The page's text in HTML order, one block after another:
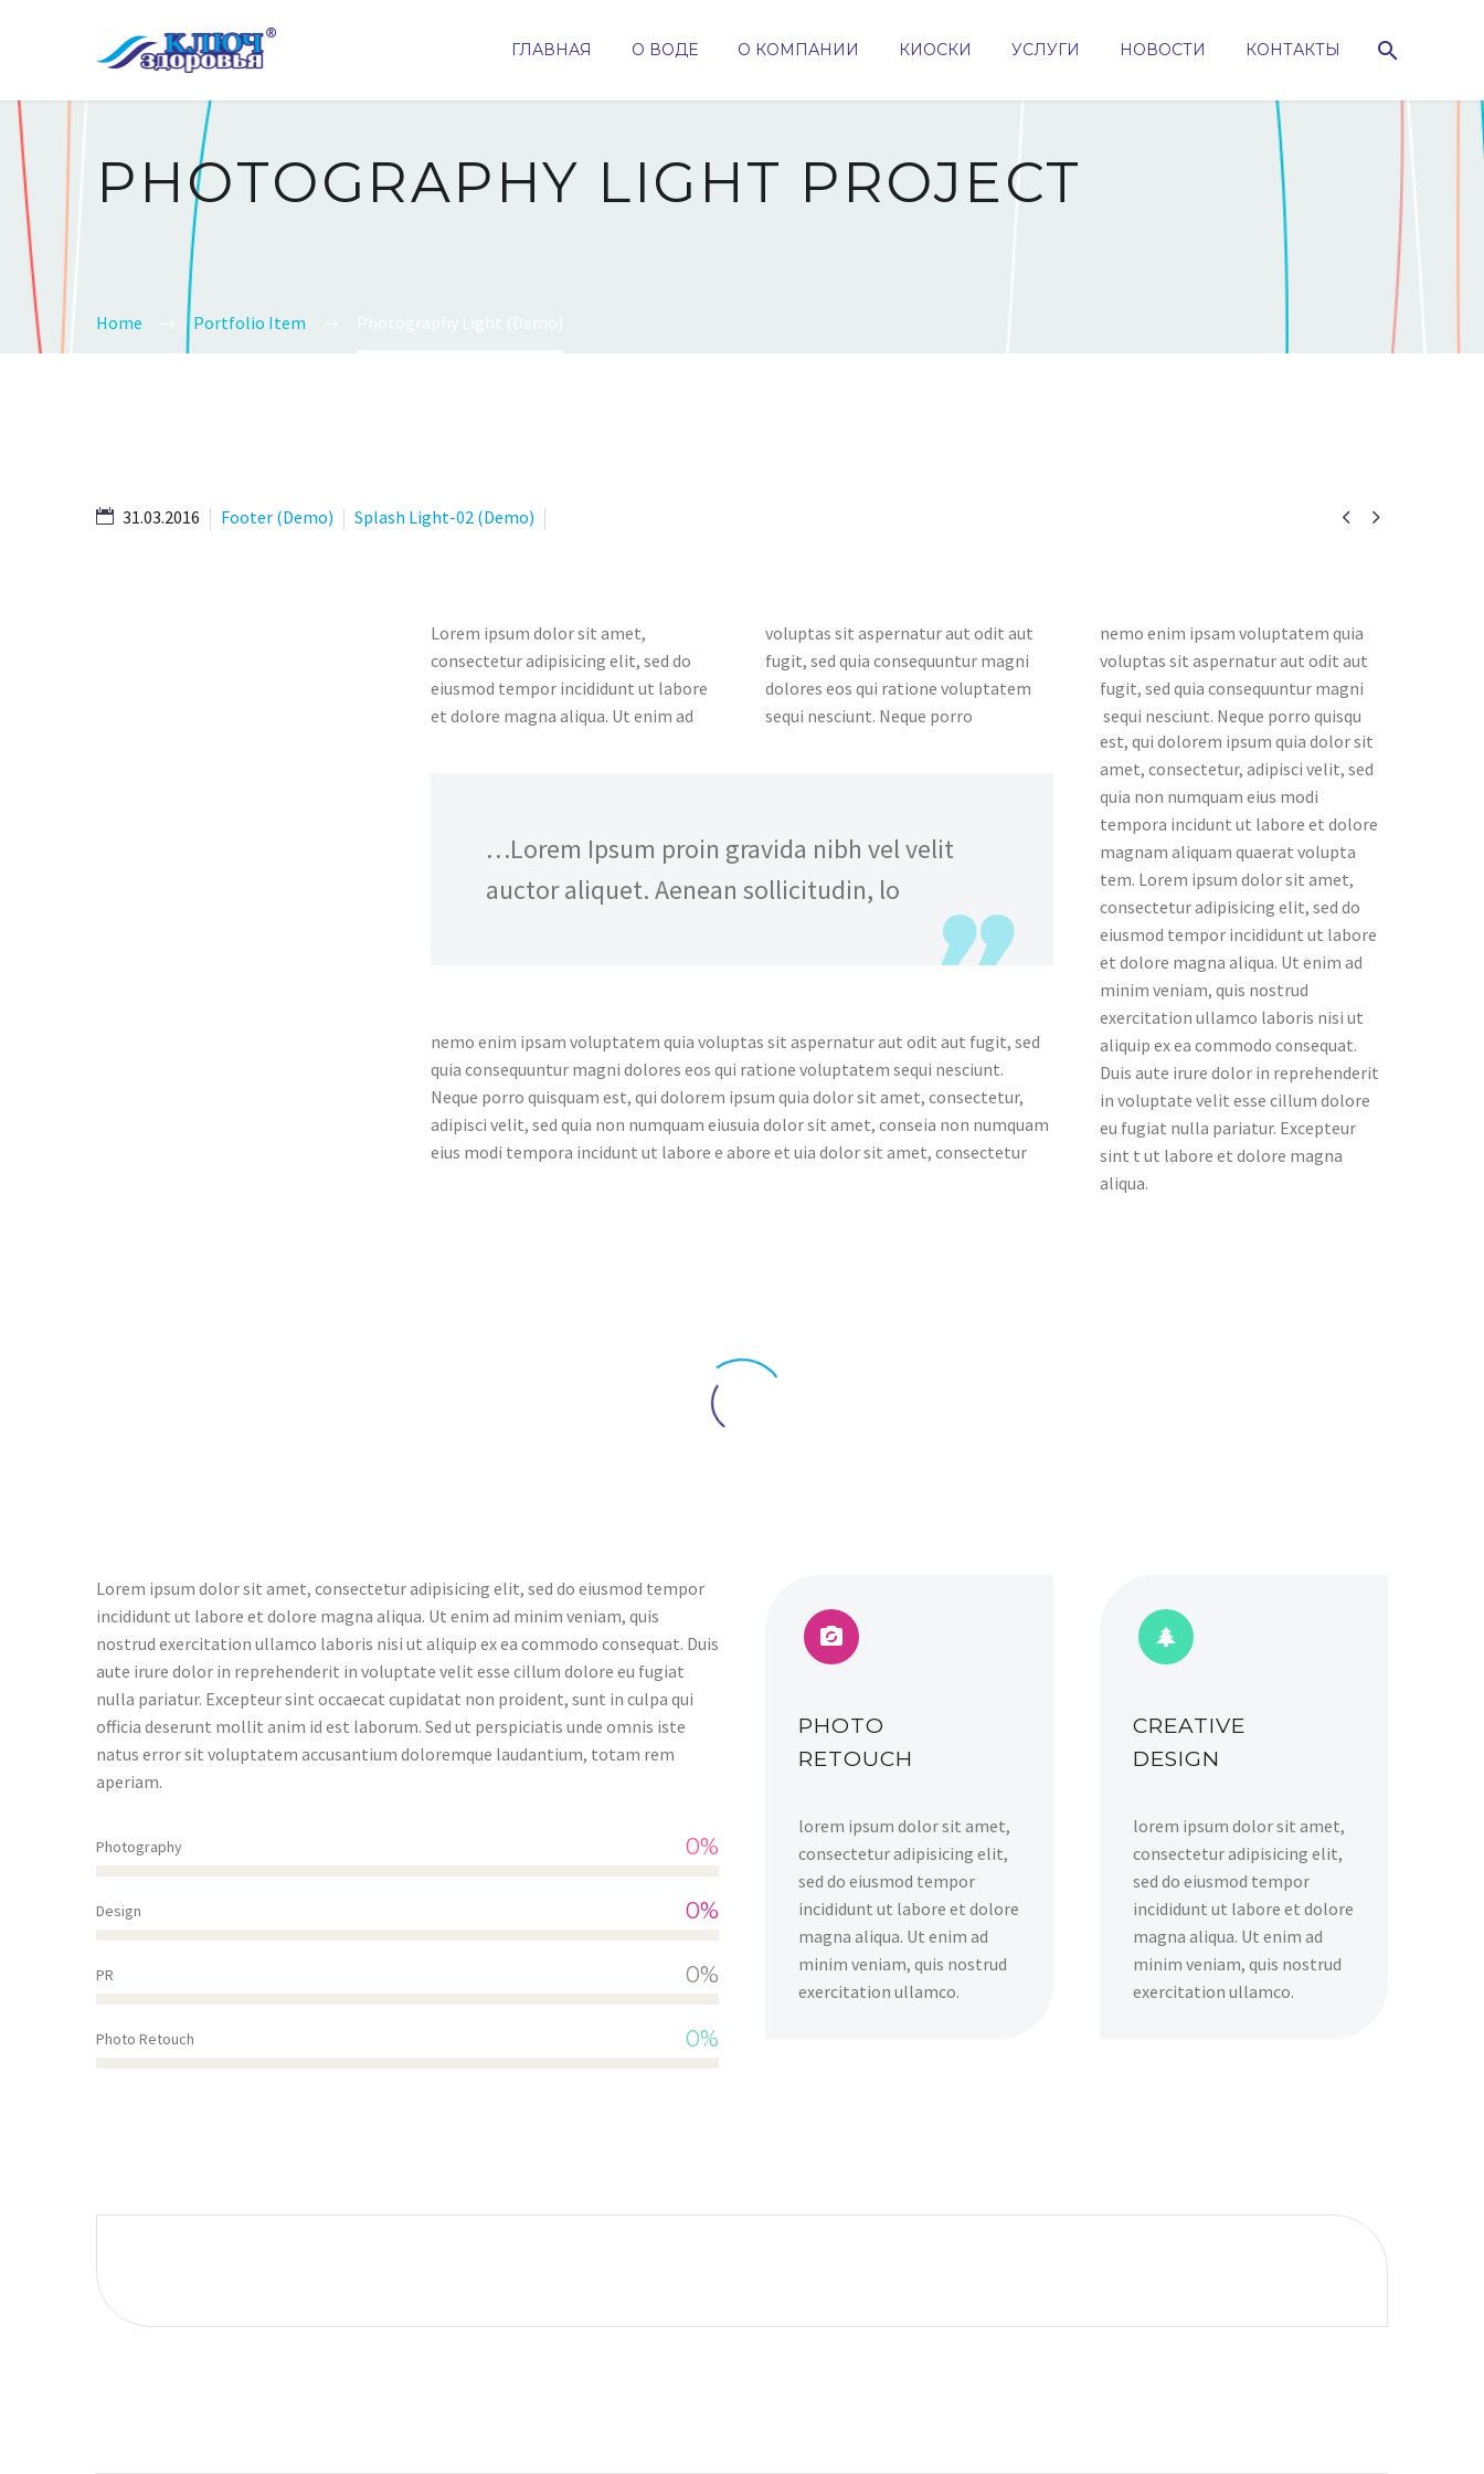
ГЛАВНАЯ О ВОДЕ О КОМПАНИИ КИОСКИ УСЛУГИ НОВОСТИ КОНТАКТЫ
PHOTOGRAPHY LIGHT PROJECT
Home Portfolio Item
 
31.03.2016 Footer (Demo) Splash Light-02 (Demo)
Lorem ipsum dolor sit amet,
consectetur adipisicing elit, sed do
eiusmod tempor incididunt ut labore
et dolore magna aliqua. Ut enim ad
voluptas sit aspernatur aut odit aut
fugit, sed quia consequuntur magni
dolores eos qui ratione voluptatem
sequi nesciunt. Neque porro
nemo enim ipsam voluptatem quia
voluptas sit aspernatur aut odit aut
fugit, sed quia consequuntur magni
sequi nesciunt. Neque porro quisqu
…Lorem Ipsum proin gravida nibh vel velit
auctor aliquet. Aenean sollicitudin, lo
nemo enim ipsam voluptatem quia voluptas sit aspernatur aut odit aut fugit, sed
quia consequuntur magni dolores eos qui ratione voluptatem sequi nesciunt.
Neque porro quisquam est, qui dolorem ipsum quia dolor sit amet, consectetur,
adipisci velit, sed quia non numquam eiusuia dolor sit amet, conseia non numquam
eius modi tempora incidunt ut labore e abore et uia dolor sit amet, consectetur
est, qui dolorem ipsum quia dolor sit
amet, consectetur, adipisci velit, sed
quia non numquam eius modi
tempora incidunt ut labore et dolore
magnam aliquam quaerat volupta
tem. Lorem ipsum dolor sit amet,
consectetur adipisicing elit, sed do
eiusmod tempor incididunt ut labore
et dolore magna aliqua. Ut enim ad
minim veniam, quis nostrud
exercitation ullamco laboris nisi ut
aliquip ex ea commodo consequat.
Duis aute irure dolor in reprehenderit
in voluptate velit esse cillum dolore
eu fugiat nulla pariatur. Excepteur
sint t ut labore et dolore magna
aliqua.
Lorem ipsum dolor sit amet, consectetur adipisicing elit, sed do eiusmod tempor
incididunt ut labore et dolore magna aliqua. Ut enim ad minim veniam, quis
nostrud exercitation ullamco laboris nisi ut aliquip ex ea commodo consequat. Duis
aute irure dolor in reprehenderit in voluptate velit esse cillum dolore eu fugiat
nulla pariatur. Excepteur sint occaecat cupidatat non proident, sunt in culpa qui
officia deserunt mollit anim id est laborum. Sed ut perspiciatis unde omnis iste
natus error sit voluptatem accusantium doloremque laudantium, totam rem
aperiam.
Photography 0%
Design 0%
PR 0%
Photo Retouch 0%


PHOTO
RETOUCH
lorem ipsum dolor sit amet,
consectetur adipisicing elit,
sed do eiusmod tempor
incididunt ut labore et dolore
magna aliqua. Ut enim ad
minim veniam, quis nostrud
exercitation ullamco.


CREATIVE
DESIGN
lorem ipsum dolor sit amet,
consectetur adipisicing elit,
sed do eiusmod tempor
incididunt ut labore et dolore
magna aliqua. Ut enim ad
minim veniam, quis nostrud
exercitation ullamco.